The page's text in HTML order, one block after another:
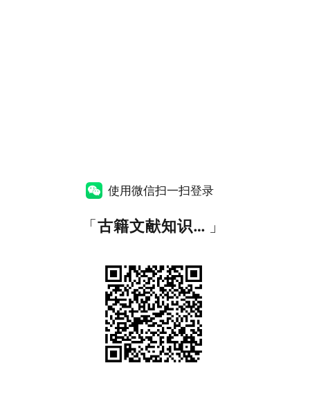
使用微信扫一扫登录
「 古籍文献知识图谱网 」